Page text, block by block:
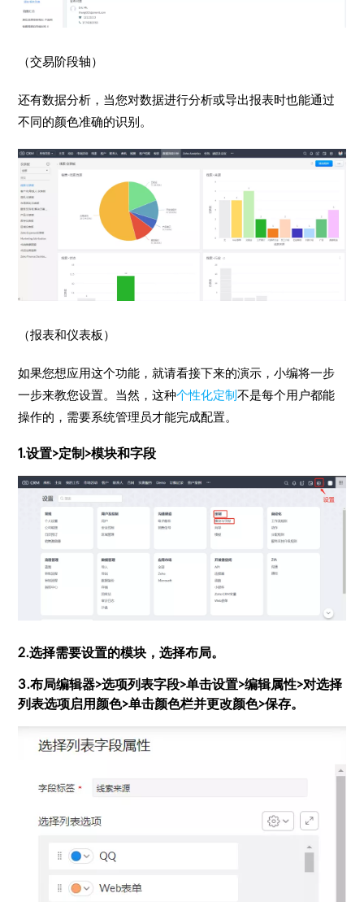
（交易阶段轴）
还有数据分析，当您对数据进行分析或导出报表时也能通过
不同的颜色准确的识别。
（报表和仪表板）
如果您想应用这个功能，就请看接下来的演示，小编将一步
一步来教您设置。当然，这种个性化定制不是每个用户都能
操作的，需要系统管理员才能完成配置。
1.设置>定制>模块和字段
2.选择需要设置的模块，选择布局。
3.布局编辑器>选项列表字段>单击设置>编辑属性>对选择
列表选项启用颜色>单击颜色栏并更改颜色>保存。